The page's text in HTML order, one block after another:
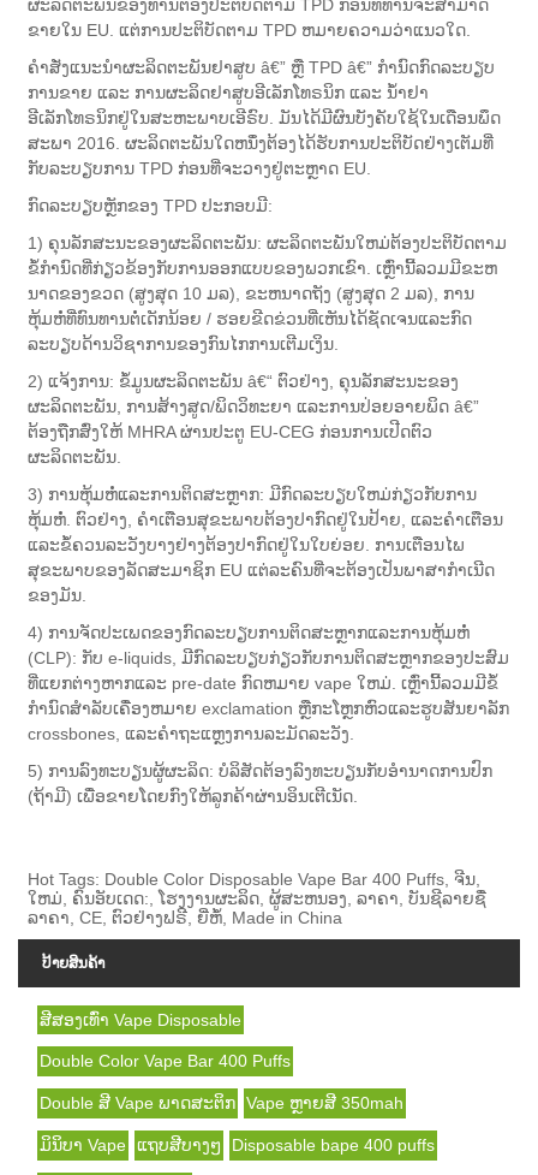
ຜະລິດຕະພັນຂອງທ່ານຕ້ອງປະຕິບັດຕາມ TPD ກ່ອນທີ່ທ່ານຈະສາມາດ
ຂາຍໃນ EU. ແຕ່ການປະຕິບັດຕາມ TPD ຫມາຍຄວາມວ່າແນວໃດ.
ຄຳສັ່ງແນະນຳຜະລິດຕະພັນຢາສູບ â€” ຫຼື TPD â€” ກຳນົດກົດລະບຽບ
ການຂາຍ ແລະ ການຜະລິດຢາສູບອີເລັກໂທຣນິກ ແລະ ນ້ຳຢາ
ອີເລັກໂທຣນິກຢູ່ໃນສະຫະພາບເອີຣົບ. ມັນ​ໄດ້​ມີ​ຜົນ​ບັງ​ຄັບ​ໃຊ້​ໃນ​ເດືອນ​ພຶດ​
ສະ​ພາ 2016. ຜະ​ລິດ​ຕະ​ພັນ​ໃດ​ຫນຶ່ງ​ຕ້ອງ​ໄດ້​ຮັບ​ການ​ປະ​ຕິ​ບັດ​ຢ່າງ​ເຕັມ​ທີ່​
ກັບ​ລະ​ບຽບ​ການ TPD ກ່ອນ​ທີ່​ຈະ​ວາງ​ຢູ່​ຕະ​ຫຼາດ EU​.
ກົດລະບຽບຫຼັກຂອງ TPD ປະກອບມີ:
1) ຄຸນລັກສະນະຂອງຜະລິດຕະພັນ: ຜະລິດຕະພັນໃຫມ່ຕ້ອງປະຕິບັດຕາມ
ຂໍ້ກໍານົດທີ່ກ່ຽວຂ້ອງກັບການອອກແບບຂອງພວກເຂົາ. ເຫຼົ່ານີ້ລວມມີຂະຫ
ນາດຂອງຂວດ (ສູງສຸດ 10 ມລ), ຂະຫນາດຖັງ (ສູງສຸດ 2 ມລ), ການ
ຫຸ້ມຫໍ່ທີ່ທົນທານຕໍ່ເດັກນ້ອຍ / ຮອຍຂີດຂ່ວນທີ່ເຫັນໄດ້ຊັດເຈນແລະກົດ
ລະບຽບດ້ານວິຊາການຂອງກົນໄກການເຕີມເງິນ.
2) ແຈ້ງການ: ຂໍ້ມູນຜະລິດຕະພັນ â€“ ຕົວຢ່າງ, ຄຸນລັກສະນະຂອງ
ຜະລິດຕະພັນ, ການສ້າງສູດ/ພິດວິທະຍາ ແລະການປ່ອຍອາຍພິດ â€”
ຕ້ອງຖືກສົ່ງໃຫ້ MHRA ຜ່ານປະຕູ EU-CEG ກ່ອນການເປີດຕົວ
ຜະລິດຕະພັນ.
3) ການຫຸ້ມຫໍ່ແລະການຕິດສະຫຼາກ: ມີກົດລະບຽບໃຫມ່ກ່ຽວກັບການ
ຫຸ້ມຫໍ່. ຕົວຢ່າງ, ຄໍາເຕືອນສຸຂະພາບຕ້ອງປາກົດຢູ່ໃນປ້າຍ, ແລະຄໍາເຕືອນ
ແລະຂໍ້ຄວນລະວັງບາງຢ່າງຕ້ອງປາກົດຢູ່ໃນໃບຍ່ອຍ. ການເຕືອນໄພ
ສຸຂະພາບຂອງລັດສະມາຊິກ EU ແຕ່ລະຄົນທີ່ຈະຕ້ອງເປັນພາສາກໍາເນີດ
ຂອງມັນ.
4) ການຈັດປະເພດຂອງກົດລະບຽບການຕິດສະຫຼາກແລະການຫຸ້ມຫໍ່
(CLP): ກັບ e-liquids, ມີກົດລະບຽບກ່ຽວກັບການຕິດສະຫຼາກຂອງປະສົມ
ທີ່ແຍກຕ່າງຫາກແລະ pre-date ກົດຫມາຍ vape ໃຫມ່. ເຫຼົ່ານີ້ລວມມີຂໍ້
ກໍານົດສໍາລັບເຄື່ອງຫມາຍ exclamation ຫຼືກະໂຫຼກຫົວແລະຮູບສັນຍາລັກ
crossbones, ແລະຄໍາຖະແຫຼງການລະມັດລະວັງ.
5) ການລົງທະບຽນຜູ້ຜະລິດ: ບໍລິສັດຕ້ອງລົງທະບຽນກັບອໍານາດການປົກ
(ຖ້າມີ) ເພື່ອຂາຍໂດຍກົງໃຫ້ລູກຄ້າຜ່ານອິນເຕີເນັດ.
Hot Tags: Double Color Disposable Vape Bar 400 Puffs, ຈີນ,
ໃຫມ່, ຄົນອັບເດດ:, ໂຮງງານຜະລິດ, ຜູ້ສະຫນອງ, ລາຄາ, ບັນຊີລາຍຊື່
ລາຄາ, CE, ຕົວຢ່າງຟຣີ, ຍີ່ຫໍ້, Made in China
ປ້າຍສິນຄ້າ
ສີສອງເທົ່າ Vape Disposable
Double Color Vape Bar 400 Puffs
Double ສີ Vape ພາດສະຕິກ Vape ຫຼາຍສີ 350mah
ມິນິບາ Vape ແຖບສີບາງໆ Disposable bape 400 puffs